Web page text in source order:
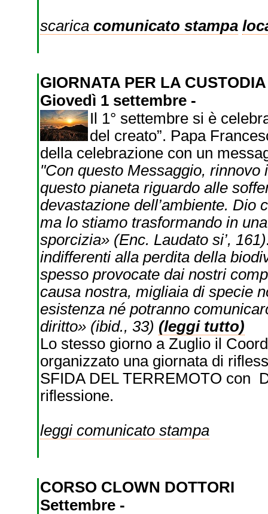
scarica comunicato stampa
GIORNATA PER LA
Giovedì 1 settembre -
Il 1° settembre si è
del creato”. Papa
della celebrazione con un
"Con questo Messaggio,
questo pianeta riguardo alle
devastazione dell’ambiente. Dio
ma lo stiamo trasformando in
sporcizia» (Enc. Laudato si’,
indifferenti alla perdita della
spesso provocate dai nostri
causa nostra, migliaia di specie
esistenza né potranno
diritto» (ibid., 33) (leggi tutto)
Lo stesso giorno a Zuglio il
organizzato una giornata di
SFIDA DEL TERREMOTO con
riflessione.
leggi comunicato stampa
CORSO CLOWN DOTTORI
Settembre -